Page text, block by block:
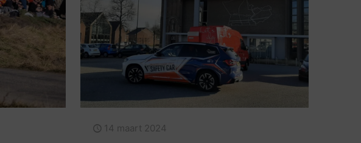
14 maart 2024